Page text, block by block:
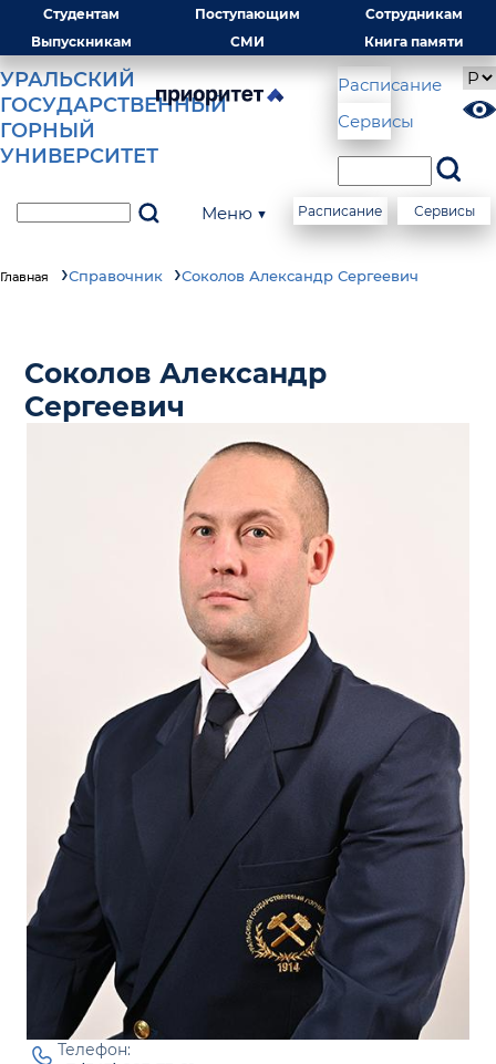
Студентам Поступающим
Сотрудникам
Выпускникам
СМИ Книга памяти
УРАЛЬСКИЙ
ГОСУДАРСТВЕННЫЙ
ГОРНЫЙ
УНИВЕРСИТЕТ
Расписание
Сервисы
Меню ▼ Расписание Сервисы
Главная Справочник Соколов Александр Сергеевич
Соколов Александр
Сергеевич
Телефон: